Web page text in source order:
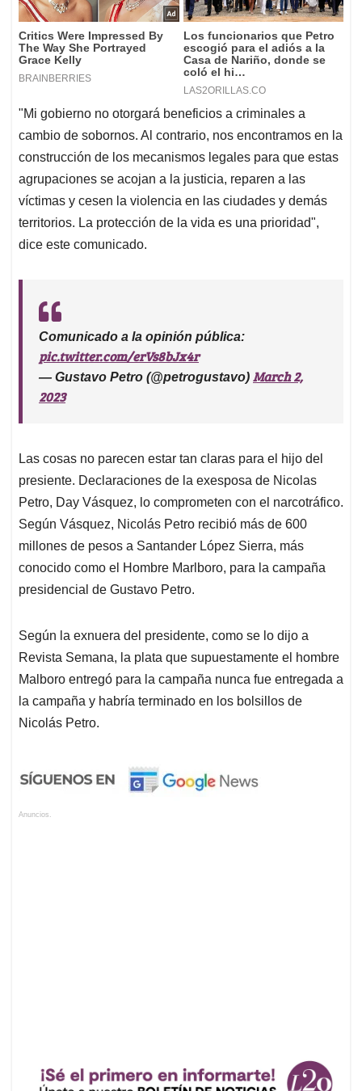
"Mi gobierno no otorgará beneficios a criminales a
cambio de sobornos. Al contrario, nos encontramos en la
construcción de los mecanismos legales para que estas
agrupaciones se acojan a la justicia, reparen a las
víctimas y cesen la violencia en las ciudades y demás
territorios. La protección de la vida es una prioridad",
dice este comunicado.
Comunicado a la opinión pública:
pic.twitter.com/erVs8bJx4r
— Gustavo Petro (@petrogustavo) March 2,
2023
Las cosas no parecen estar tan claras para el hijo del
presiente. Declaraciones de la exesposa de Nicolas
Petro, Day Vásquez, lo comprometen con el narcotráfico.
Según Vásquez, Nicolás Petro recibió más de 600
millones de pesos a Santander López Sierra, más
conocido como el Hombre Marlboro, para la campaña
presidencial de Gustavo Petro.
Según la exnuera del presidente, como se lo dijo a
Revista Semana, la plata que supuestamente el hombre
Malboro entregó para la campaña nunca fue entregada a
la campaña y habría terminado en los bolsillos de
Nicolás Petro.
Anuncios.